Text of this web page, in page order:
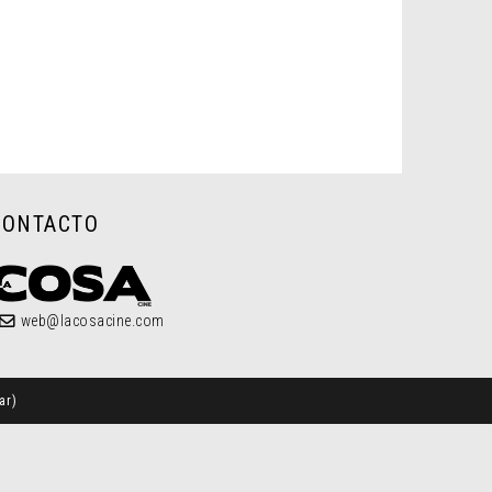
web@lacosacine.com
)